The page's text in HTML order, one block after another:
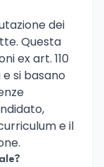
dei
Questa
ex art. 110
si basano
e il